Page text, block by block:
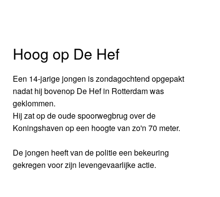
Hoog op De Hef
Een 14-jarige jongen is zondagochtend opgepakt
nadat hij bovenop De Hef in Rotterdam was
geklommen.
Hij zat op de oude spoorwegbrug over de
Koningshaven op een hoogte van zo'n 70 meter.
De jongen heeft van de politie een bekeuring
gekregen voor zijn levengevaarlijke actie.